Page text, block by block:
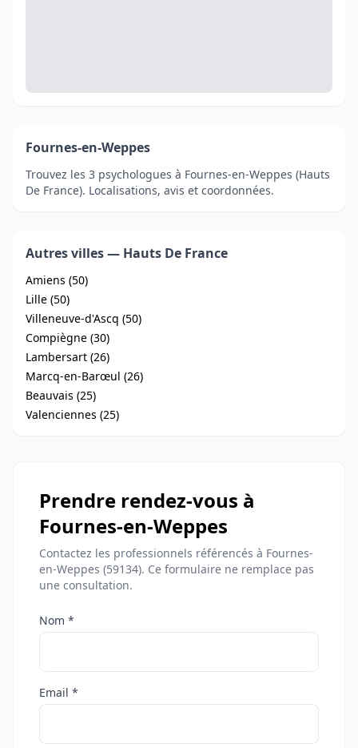
Fournes-en-Weppes
Trouvez les 3 psychologues à Fournes-en-Weppes (Hauts
De France). Localisations, avis et coordonnées.
Autres villes — Hauts De France
Amiens (50)
Lille (50)
Villeneuve-d'Ascq (50)
Compiègne (30)
Lambersart (26)
Marcq-en-Barœul (26)
Beauvais (25)
Valenciennes (25)
Prendre rendez-vous à
Fournes-en-Weppes
Contactez les professionnels référencés à Fournes-
en-Weppes (59134). Ce formulaire ne remplace pas
une consultation.
Nom *
Email *